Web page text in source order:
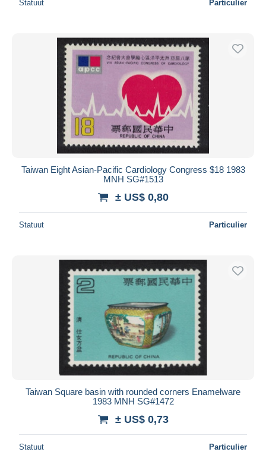
Statuut Particulier
Taiwan Eight Asian-Pacific Cardiology Congress $18 1983
MNH SG#1513
± US$ 0,80
Statuut Particulier
Taiwan Square basin with rounded corners Enamelware
1983 MNH SG#1472
± US$ 0,73
Statuut Particulier